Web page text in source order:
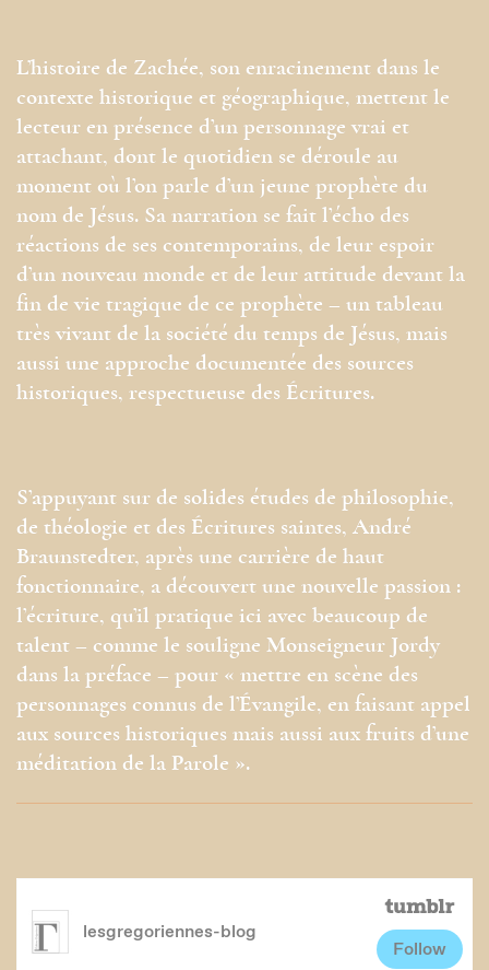
L’histoire de Zachée, son enracinement dans le
contexte historique et géographique, mettent le
lecteur en présence d’un personnage vrai et
attachant, dont le quotidien se déroule au
moment où l’on parle d’un jeune prophète du
nom de Jésus. Sa narration se fait l’écho des
réactions de ses contemporains, de leur espoir
d’un nouveau monde et de leur attitude devant la
fin de vie tragique de ce prophète – un tableau
très vivant de la société du temps de Jésus, mais
aussi une approche documentée des sources
historiques, respectueuse des Écritures.
S’appuyant sur de solides études de philosophie,
de théologie et des Écritures saintes, André
Braunstedter, après une carrière de haut
fonctionnaire, a découvert une nouvelle passion :
l’écriture, qu’il pratique ici avec beaucoup de
talent – comme le souligne Monseigneur Jordy
dans la préface – pour « mettre en scène des
personnages connus de l’Évangile, en faisant appel
aux sources historiques mais aussi aux fruits d’une
méditation de la Parole ».